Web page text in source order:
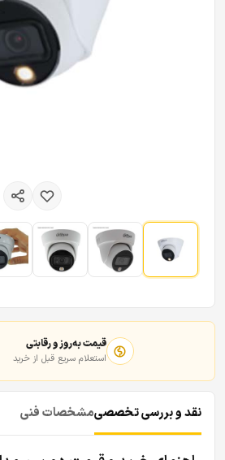
قیمت به‌روز و رقابتی
استعلام سریع قبل از خرید
نقد و بررسی تخصصیمشخصات فنی